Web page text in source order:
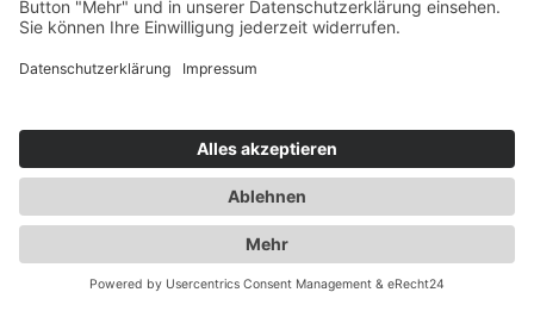
Ein Eiswagen hat alle Häuser der Iona
Lebensgemeinschaften e.V. angefahren,
Leckerei nach Wahl kam.